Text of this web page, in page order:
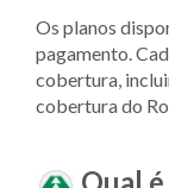
Os planos
pagamento.
cobertura,
cobertura do
Qual